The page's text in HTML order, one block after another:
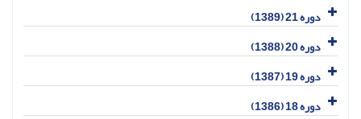
دوره 21 (1389)
دوره 20 (1388)
دوره 19 (1387)
دوره 18 (1386)